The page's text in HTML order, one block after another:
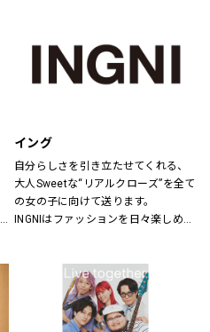
イング
自分らしさを引き立たせてくれる、
大人Sweetな“リアルクローズ”を全て
の女の子に向けて送ります。
INGNIはファッションを日々楽しめ